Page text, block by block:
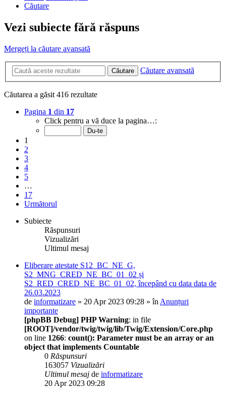
Căutare
Vezi subiecte fără răspuns
Mergeți la căutare avansată
Căutare Căutare avansată
Căutarea a găsit 416 rezultate
Pagina 1 din 17
Click pentru a vă duce la pagina…:
1
2
3
4
5
…
17
Următorul
Subiecte
Răspunsuri
Vizualizări
Ultimul mesaj
Eliberare atestate S12_BC_NE_G,
S2_MNG_CRED_NE_BC_01_02 și
S2_RED_CRED_NE_BC_01_02, începând cu data data de
26.03.2023
de informatizare » 20 Apr 2023 09:28 » în Anunțuri
importante
[phpBB Debug] PHP Warning: in file
[ROOT]/vendor/twig/twig/lib/Twig/Extension/Core.php
on line 1266: count(): Parameter must be an array or an
object that implements Countable
0 Răspunsuri
163057 Vizualizări
Ultimul mesaj de informatizare
20 Apr 2023 09:28